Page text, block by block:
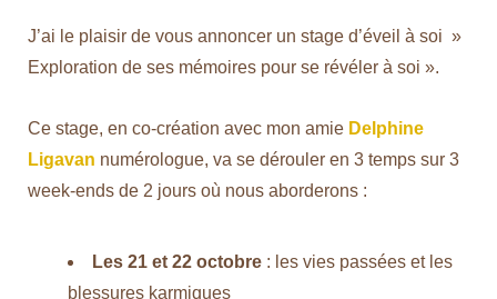
J’ai le plaisir de vous annoncer un stage d’éveil à soi »
Exploration de ses mémoires pour se révéler à soi ».
Ce stage, en co-création avec mon amie Delphine
Ligavan numérologue, va se dérouler en 3 temps sur 3
week-ends de 2 jours où nous aborderons :
Les 21 et 22 octobre : les vies passées et les
blessures karmiques